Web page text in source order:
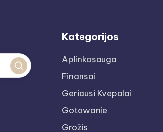
Kategorijos
Aplinkosauga
Finansai
Geriausi Kvepalai
Gotowanie
Grožis